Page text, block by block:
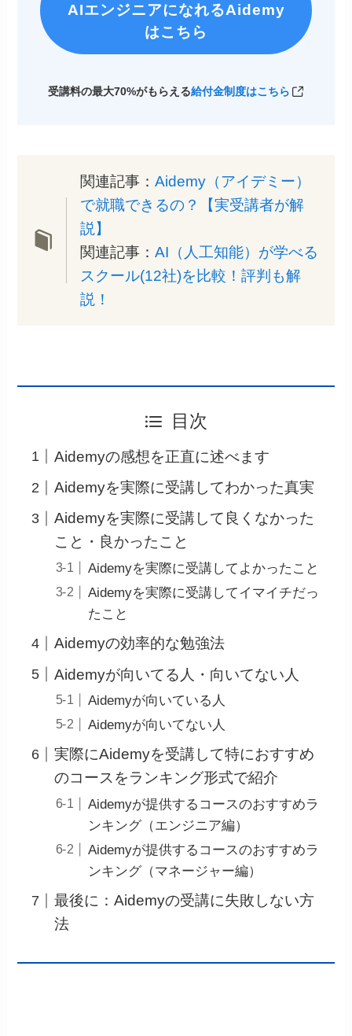
AIエンジニアになれるAidemy
はこちら
受講料の最大70%がもらえる給付金制度はこちら
関連記事：Aidemy（アイデミー）
で就職できるの？【実受講者が解
説】
関連記事：AI（人工知能）が学べる
スクール(12社)を比較！評判も解
説！
目次
Aidemyの感想を正直に述べます
Aidemyを実際に受講してわかった真実
Aidemyを実際に受講して良くなかった
こと・良かったこと
Aidemyを実際に受講してよかったこと
Aidemyを実際に受講してイマイチだっ
たこと
Aidemyの効率的な勉強法
Aidemyが向いてる人・向いてない人
Aidemyが向いている人
Aidemyが向いてない人
実際にAidemyを受講して特におすすめ
のコースをランキング形式で紹介
Aidemyが提供するコースのおすすめラ
ンキング（エンジニア編）
Aidemyが提供するコースのおすすめラ
ンキング（マネージャー編）
最後に：Aidemyの受講に失敗しない方
法